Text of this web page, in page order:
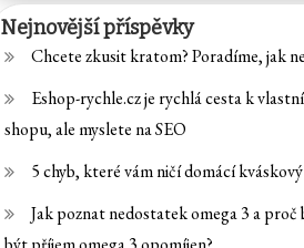
Nejnovější příspěvky
Chcete zkusit kratom? Poradíme, jak
Eshop-rychle.cz je rychlá cesta k
shopu, ale myslete na SEO
5 chyb, které vám ničí domácí
Jak poznat nedostatek omega 3 a proč